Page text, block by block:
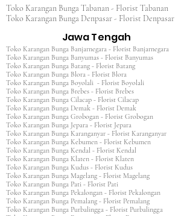
Toko Karangan Bunga Tabanan - Florist Tabanan
Toko Karangan Bunga Denpasar - Florist Denpasar
Jawa Tengah
Toko Karangan Bunga Banjarnegara - Florist Banjarnegara
Toko Karangan Bunga Banyumas - Florist Banyumas
Toko Karangan Bunga Batang - Florist Batang
Toko Karangan Bunga Blora - Florist Blora
Toko Karangan Bunga Boyolali - Florist Boyolali
Toko Karangan Bunga Brebes - Florist Brebes
Toko Karangan Bunga Cilacap - Florist Cilacap
Toko Karangan Bunga Demak - Florist Demak
Toko Karangan Bunga Grobogan - Florist Grobogan
Toko Karangan Bunga Jepara - Florist Jepara
Toko Karangan Bunga Karanganyar - Florist Karanganyar
Toko Karangan Bunga Kebumen - Florist Kebumen
Toko Karangan Bunga Kendal - Florist Kendal
Toko Karangan Bunga Klaten - Florist Klaten
Toko Karangan Bunga Kudus - Florist Kudus
Toko Karangan Bunga Magelang - Florist Magelang
Toko Karangan Bunga Pati - Florist Pati
Toko Karangan Bunga Pekalongan - Florist Pekalongan
Toko Karangan Bunga Pemalang - Florist Pemalang
Toko Karangan Bunga Purbalingga - Florist Purbalingga